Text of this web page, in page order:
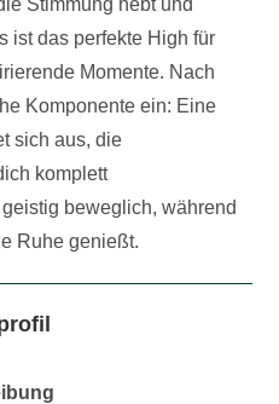
ist das perfekte High für
Momente. Nach
Komponente ein: Eine
sich aus, die
komplett
beweglich, während
Ruhe genießt.